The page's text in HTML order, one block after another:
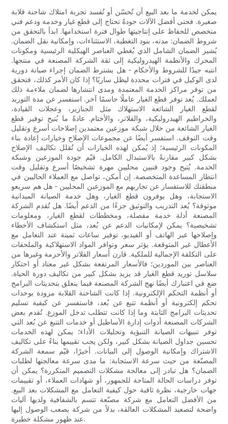
يمكن لخدمة ما بعد البيع أن تُحسّن أو تُفسد تجربة امتلاك شاحنة قلابة
صغيرة. فحتى أفضل الآلات جودةً تحتاج إلى قطع غيار وخدمة ودعم فني
متخصص للحفاظ على إنتاجيتها طوال فترة استخدامها. ابدأ بالتحقق من
شروط الضمان: مدته، بنود التغطية، الاستثناءات، وإمكانية نقل الضمان.
يُشير الضمان الشامل الذي يُغطي العناصر الهيكلية الرئيسية ومكونات
المحرك والأنظمة الهيدروليكية إلى ثقة الشركة المصنعة في منتجها.
انتبه جيدًا للشروط والأحكام - هل يشترط الضمان إجراء صيانة دورية
لدى الوكيل في فترات محددة ليظل ساريًا؟ إذا كان الأمر كذلك، فتحقق
من توفر مراكز الخدمة المعتمدة ومدى انتشارها لضمان ملاءمة ذلك
لعملك. يُعد توفر قطع الغيار عاملًا حاسمًا آخر. استفسر عن مدة التوريد
لقطع الغيار الشائعة الاستهلاك مثل الجنازير، وعجلات القيادة،
والخراطيم الهيدروليكية، والفلاتر، والأختام. عادةً ما يُتيح توفير قطع
الغيار الشائعة من خلال شبكة موزعين معتمدين إصلاحات أسرع وتقليل
وقت التوقف. استفسر أيضًا عن مجموعات الإصلاح وخيارات إعادة بناء
المكونات الرئيسية؛ إذ يُمكن لهذه الخيارات أن تُقلل تكاليف الإصلاح
بشكل كبير مقارنةً بالاستبدال الكامل. قيّم جودة الموزعين وشبكة
الخدمة. يُتيح وجود فنيين محليين مهرة تشخيصًا أسرع وتقليل وقت
انتظار المساعدة المتخصصة. إن أمكن، تواصل مع العملاء الحاليين في
منطقتك للاستفسار عن تجاربهم مع الموزعين المحليين - هل هم سريعو
الاستجابة، وهل يوفرون قطع الغيار، وهل خدمة الصيانة الميدانية
موثوقة؟ يُعد التدريب والتوثيق جزءًا من الدعم أيضًا. هل تُقدم الشركة
المصنعة أدلة خدمة مفصلة، ​​ومخططات لقطع الغيار، ومعلومات
تشخيصية؟ يمكن لإمكانيات الدعم عن بُعد، مثل استكشاف الأخطاء
وإصلاحها عبر الهاتف أو الفيديو، توفير ساعات ثمينة عند التعامل مع
الأعطال غير المتوقعة. يؤثر سعر وتوافر المواد الاستهلاكية والملحقات
على التكلفة الإجمالية للملكية. قارن أسعار الفلاتر والأحزمة وغيرها من
العناصر بين الموردين؛ فالأسعار المرتفعة بشكل غير معتاد أو احتكار
سلاسل توريد قطع الغيار قد يزيد بشكل كبير من تكاليف دورة الحياة.
ضع في اعتبارك أيضًا نهج الشركة المصنعة فيما يتعلق بتحديثات البرامج
أو أنظمة التحكم الإلكترونية. إذا كانت الشاحنة القلابة مزودة بوحدات
تحكم إلكترونية أو أنظمة تتبع عن بُعد، فاستفسر عن كيفية تسليم
تحديثات البرامج الثابتة وما إذا كانت تتطلب تدخل الموزع. تُقدم بعض
الشركات المصنعة أدوات إدارة الأساطيل أو خدمات التتبع عن بُعد التي
توفر تنبيهات الصيانة التنبؤية وتحليلات الأداء؛ يمكن لهذه الخدمات
تحسين جداول الصيانة بشكل كبير، ولكن يجب تقييمها بناءً على تكاليف
الاشتراك وإمكانية الوصول إلى البيانات. أخيرًا، قيّم سمعة الشركة
المصنّعة من حيث سرعة الاستجابة: ما مدى سرعة معالجتها لطلبات
الضمان؟ هل تبادر إلى معالجة مشكلات التصميم المتكررة؟ يمكن أن
توفر دراسات الحالة المتاحة للجمهور، أو شهادات العملاء، أو تقييمات
جهات خارجية، نظرة ثاقبة حول كيفية التعامل مع المشكلات بعد البيع.
من الأفضل التعامل مع شركة مصنّعة تتسم بالشفافية ولديها آليات
واضحة لتصعيد المشكلات العالقة، بدلاً من شركة يصعب الوصول إليها
عند ظهور مشكلة خطيرة.